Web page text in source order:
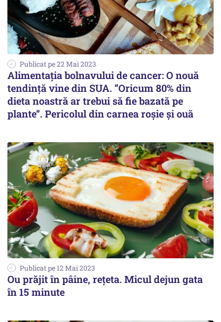
Publicat pe 22 Mai 2023
Alimentația bolnavului de cancer: O nouă
tendință vine din SUA. ”Oricum 80% din
dieta noastră ar trebui să fie bazată pe
plante”. Pericolul din carnea roșie și ouă
Publicat pe 12 Mai 2023
Ou prăjit în pâine, rețeta. Micul dejun gata
în 15 minute